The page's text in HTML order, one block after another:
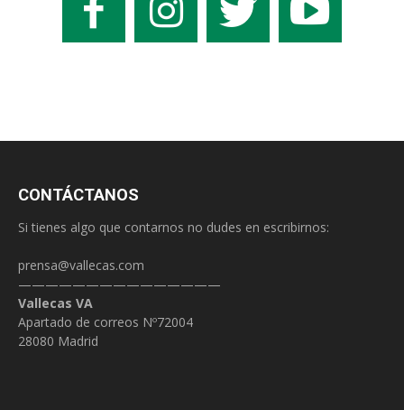
CONTÁCTANOS
Si tienes algo que contarnos no dudes en escribirnos:
prensa@vallecas.com
———————————————
Vallecas VA
Apartado de correos Nº72004
28080 Madrid